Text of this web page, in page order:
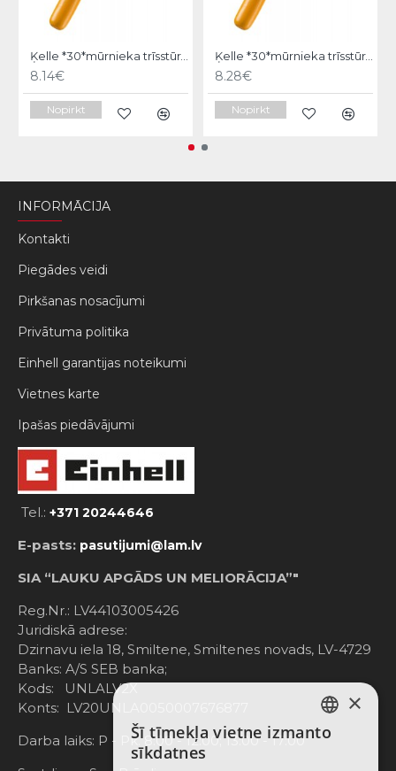
Ķelle *30*mūrnieka trīsstūra 18cm, Hardy
8.14€
Nopirkt
Ķelle *30*mūrnieka trīsstūra 20cm, Hardy
8.28€
Nopirkt
INFORMĀCIJA
Kontakti
Piegādes veidi
Pirkšanas nosacījumi
Privātuma politika
Einhell garantijas noteikumi
Vietnes karte
Ipašas piedāvājumi
Tel.: +371 20244646
E-pasts: pasutijumi@lam.lv
SIA “LAUKU APGĀDS UN MELIORĀCIJA”"
Reg.Nr.: LV44103005426
Juridiskā adrese:
Dzirnavu iela 18, Smiltene, Smiltenes novads, LV-4729
Banks: A/S SEB banka;
Kods: UNLALV2X
Konts: LV20UNLA0050007676877
Darba laiks: P - Pk. 8:00 - 12:00; 13:00 - 17:00
LATVIAN
×
Šī tīmekļa vietne izmanto
sīkdatnes